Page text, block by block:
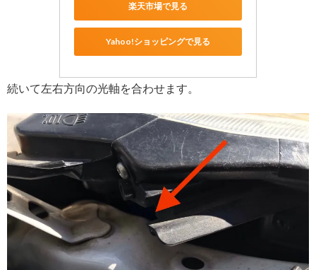
楽天市場で見る
Yahoo!ショッピングで見る
続いて左右方向の光軸を合わせます。